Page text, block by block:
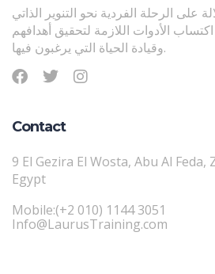
على الرحلة الفردية نحو التنوير الذاتي
الأدوات اللازمة لتحقيق أهدافهم
وقيادة الحياة التي يرغبون فيها.
Contact
9 El Gezira El Wosta, Abu Al Feda,
Egypt
Mobile:(+2 010) 1144 3051
Info@LaurusTraining.com